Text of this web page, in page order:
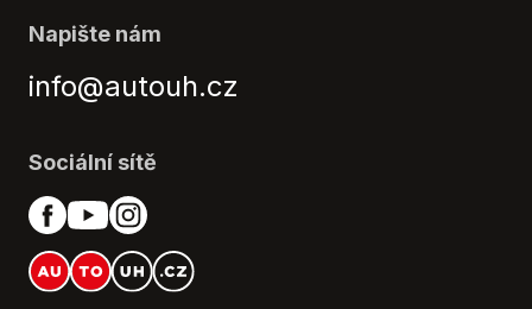
Napište nám
info@autouh.cz
Sociální sítě